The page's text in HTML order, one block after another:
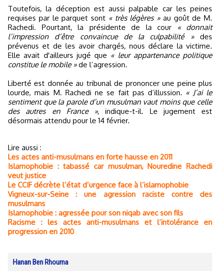
Toutefois, la déception est aussi palpable car les peines
requises par le parquet sont « très légères »au goût de M.
Rachedi. Pourtant, la présidente de la cour
« donnait
l’impression d’être convaincue de la culpabilité »des
prévenus et de les avoir chargés, nous déclare la victime.
Elle avait d'ailleurs jugé que « leur appartenance politique
constitue le mobile »de l’agression.
Liberté est donnée au tribunal de prononcer une peine plus
lourde, mais M. Rachedi ne se fait pas d’illussion. « J’ai le
sentiment que la parole d’un musulman vaut moins que celle
des autres en France », indique-t-il. Le jugement est
désormais attendu pour le 14 février.
Lire aussi :
Les actes anti-musulmans en forte hausse en 2011
Islamophobie : tabassé car musulman, Nouredine Rachedi
veut justice
Le CCIF décrète l’état d’urgence face à l’islamophobie
Vigneux-sur-Seine : une agression raciste contre des
musulmans
Islamophobie : agressée pour son niqab avec son fils
Racisme : les actes anti-musulmans et l’intolérance en
progression en 2010
Hanan Ben Rhouma